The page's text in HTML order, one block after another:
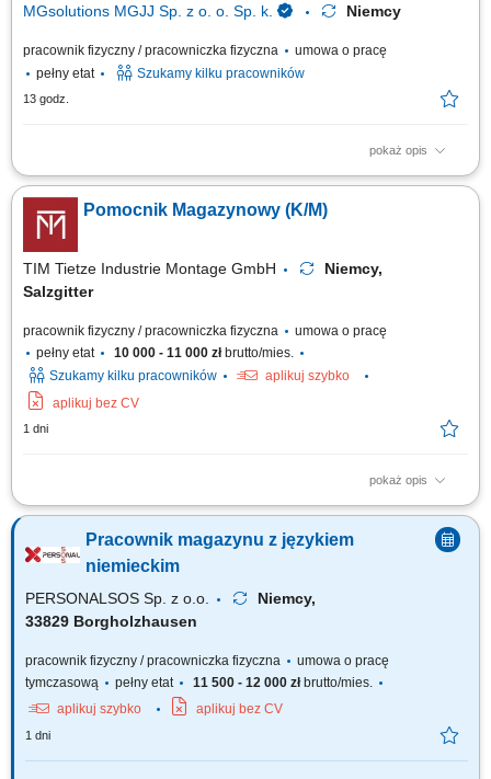
MGsolutions MGJJ Sp. z o. o. Sp. k. Niemcy
pracownik fizyczny / pracowniczka fizyczna
umowa o pracę
pełny etat
Szukamy kilku pracowników
13 godz.
pokaż opis
Zakres obowiązków: Kompletowanie zamówień zgodnie z
zapotrzebowaniem magazynu. Układanie oraz przygotowywanie towarów
do dalszej wysyłki. Wykonywanie prostych prac magazynowych i
pomocniczych. Dbanie o porządek w miejscu pracy. Przestrzeganie
obowiązujących procedur i zasad bezpieczeństwa.
Pomocnik Magazynowy (K/M)
TIM Tietze Industrie Montage GmbH
Niemcy,
Salzgitter
pracownik fizyczny / pracowniczka fizyczna
umowa o pracę
pełny etat
10 000 - 11 000 złbrutto/mies.
Szukamy kilku pracowników
aplikuj szybko
aplikuj bez CV
1 dni
pokaż opis
Zadania: Przepakowywanie towarów zgodnie z obowiązującymi
zamówień magazynowych; Kontrola jakości pakowanych produktów;
Utrzymywanie porządku i czystości na stanowisku pracy; Wykonywanie
Pracownik magazynu z językiem
niemieckim
PERSONALSOS Sp. z o.o.
Niemcy,
33829 Borgholzhausen
pracownik fizyczny / pracowniczka fizyczna
umowa o pracę
tymczasową
pełny etat 11 500 - 12 000 złbrutto/mies.
aplikuj szybko
aplikuj bez CV
1 dni